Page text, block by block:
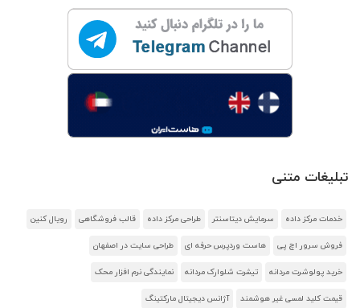
تبلیغات متنی
خدمات مرکز داده سرمایش دیتاسنتر طراحی مرکز داده قالب فروشگاهی رویال کنین
فروش سرور اچ پی هاست وردپرس حرفه ای طراحی سایت در اصفهان
خرید پولوشرت مردانه تیشرت شلوارک مردانه نمایندگی نرم افزار محک
قیمت کلید لمسی غیر هوشمند آژانس دیجیتال مارکتینگ